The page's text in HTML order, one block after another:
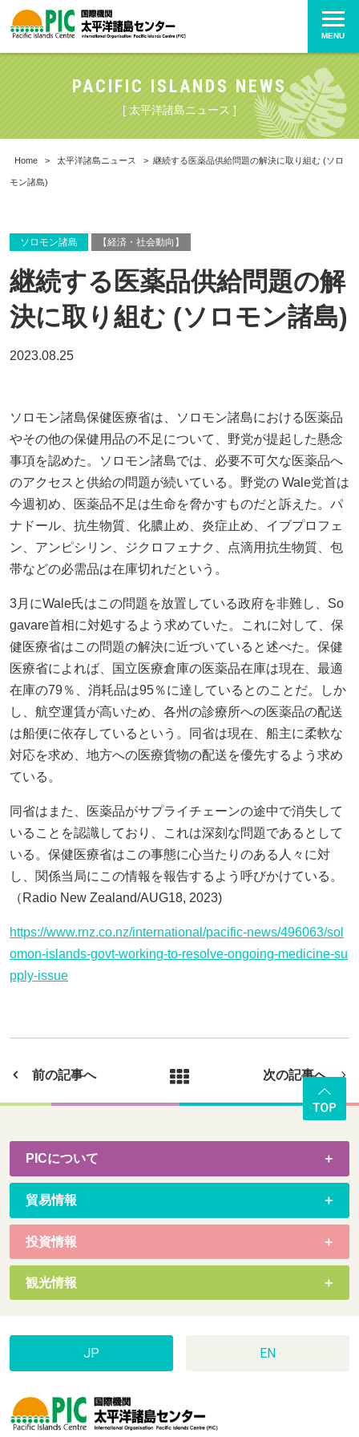
MENU
PACIFIC ISLANDS NEWS
[ 太平洋諸島ニュース ]
Home > 太平洋諸島ニュース > 継続する医薬品供給問題の解決に取り組む (ソロ
モン諸島)
ソロモン諸島 【経済・社会動向】
継続する医薬品供給問題の解
決に取り組む (ソロモン諸島)
2023.08.25
ソロモン諸島保健医療省は、ソロモン諸島における医薬品
やその他の保健用品の不足について、野党が提起した懸念
事項を認めた。ソロモン諸島では、必要不可欠な医薬品へ
のアクセスと供給の問題が続いている。野党の Wale党首は
今週初め、医薬品不足は生命を脅かすものだと訴えた。パ
ナドール、抗生物質、化膿止め、炎症止め、イブプロフェ
ン、アンピシリン、ジクロフェナク、点滴用抗生物質、包
帯などの必需品は在庫切れだという。
3月にWale氏はこの問題を放置している政府を非難し、So
gavare首相に対処するよう求めていた。これに対して、保
健医療省はこの問題の解決に近づいていると述べた。保健
医療省によれば、国立医療倉庫の医薬品在庫は現在、最適
在庫の79％、消耗品は95％に達しているとのことだ。しか
し、航空運賃が高いため、各州の診療所への医薬品の配送
は船便に依存しているという。同省は現在、船主に柔軟な
対応を求め、地方への医療貨物の配送を優先するよう求め
ている。
同省はまた、医薬品がサプライチェーンの途中で消失して
いることを認識しており、これは深刻な問題であるとして
いる。保健医療省はこの事態に心当たりのある人々に対
し、関係当局にこの情報を報告するよう呼びかけている。
（Radio New Zealand/AUG18, 2023)
https://www.rnz.co.nz/international/pacific-news/496063/sol
omon-islands-govt-working-to-resolve-ongoing-medicine-su
pply-issue
前の記事へ 次の記事へ
PICについて
貿易情報
投資情報
観光情報
JP EN